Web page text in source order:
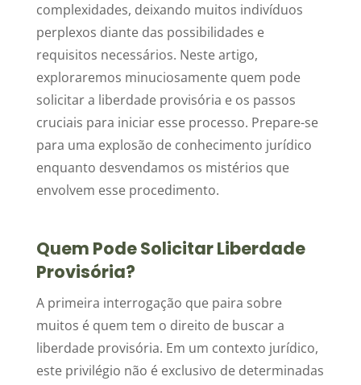
complexidades, deixando muitos indivíduos
perplexos diante das possibilidades e
requisitos necessários. Neste artigo,
exploraremos minuciosamente quem pode
solicitar a liberdade provisória e os passos
cruciais para iniciar esse processo. Prepare-se
para uma explosão de conhecimento jurídico
enquanto desvendamos os mistérios que
envolvem esse procedimento.
Quem Pode Solicitar Liberdade
Provisória?
A primeira interrogação que paira sobre
muitos é quem tem o direito de buscar a
liberdade provisória. Em um contexto jurídico,
este privilégio não é exclusivo de determinadas